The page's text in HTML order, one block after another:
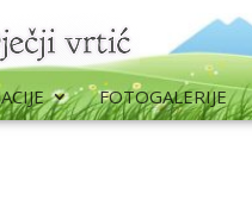
FOTOGALERIJE